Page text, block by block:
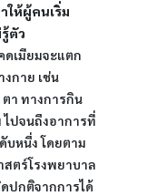
ให้ผู้คนเริ่ม
ตัว
ดเมียมจะแตก
งกาย เช่น
า ทางการกิน
ปจนถึงอาการที่
บหนึ่ง โดยตาม
ตร์โรงพยาบาล
ปกติจากการได้